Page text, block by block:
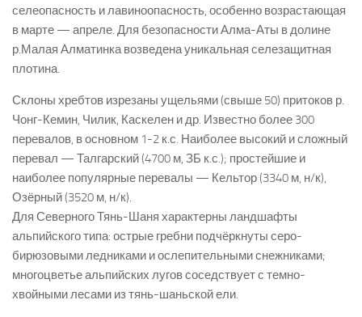
селеопасность и лавиноопасность, особенно возрастающая
в марте — апреле. Для безопасности Алма-Аты в долине
р.Малая Алматинка возведена уникальная селезащитная
плотина.
Склоны хребтов изрезаны ущельями (свыше 50) притоков р.
Чонг-Кемин, Чилик, Каскелен и др. Известно более 300
перевалов, в основном 1-2 к.с. Наиболее высокий и сложный
перевал — Талгарский (4700 м, ЗБ к.с.); простейшие и
наиболее популярные перевалы — Кельтор (3340 м, н/к),
Озёрный (3520 м, н/к).
Для Северного Тянь-Шаня характерны ландшафты
альпийского типа: острые гребни подчёркнуты серо-
бирюзовыми ледниками и ослепительными снежниками;
многоцветье альпийских лугов соседствует с темно-
хвойными лесами из тянь-шаньской ели.